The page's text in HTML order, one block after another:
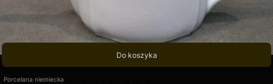
Do koszyka
Producent
Porcelana niemiecka